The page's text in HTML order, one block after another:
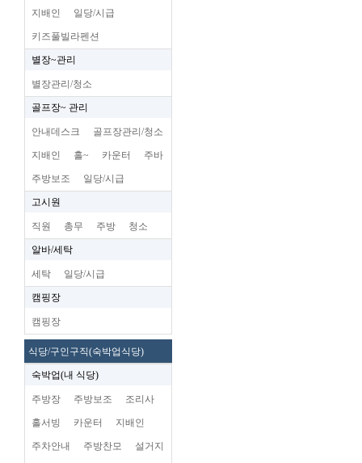
지배인 일당/시급
키즈풀빌라펜션
별장~관리
별장관리/청소
골프장~ 관리
안내데스크 골프장관리/청소
지배인 홀~ 카운터 주바
주방보조 일당/시급
고시원
직원 총무 주방 청소
알바/세탁
세탁 일당/시급
캠핑장
캠핑장
식당/구인구직(숙박업식당)
숙박업(내 식당)
주방장 주방보조 조리사
홀서빙 카운터 지배인
주차안내 주방찬모 설거지